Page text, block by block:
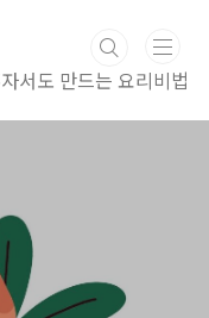
서도 만드는 요리비법